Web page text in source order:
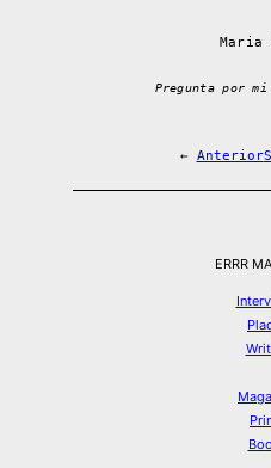
Maria
Pregunta por mi
← Anterior
ERRR